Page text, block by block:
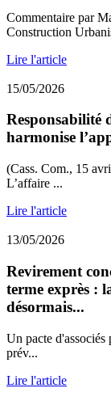
Commentaire par
Construction
Lire l'article
15/05/2026
Responsabilité
harmonise
(Cass. Com., 15
L’affaire ...
Lire l'article
13/05/2026
Revirement
terme exprès :
désormais...
Un pacte
prév...
Lire l'article